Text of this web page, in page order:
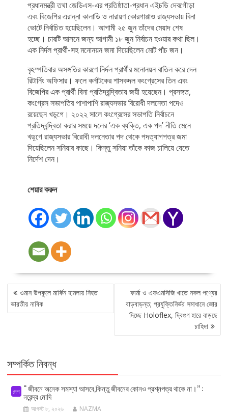
প্রধানমন্ত্রী তথা জেডিএস-এর প্রতিষ্ঠাতা-প্রধান এইচডি দেবগৌড়া
এবং বিজেপির এরান্না কালাডি ও নারায়ণ কোরগাপ্পাও রাজ্যসভায় বিনা
ভোটে নির্বাচিত হয়েছিলেন। আগামী ২৫ জুন তাঁদের মেয়াদ শেষ
হচ্ছে। চারটি আসনে জন্য আগামী ১৮ জুন নির্বাচন হওয়ার কথা ছিল।
এক নির্দল প্রার্থী-সহ মনোনয়ন জমা দিয়েছিলেন মোট পাঁচ জন।
বৃহস্পতিবার অসঙ্গতির কারণে নির্দল প্রার্থীর মনোনয়ন বাতিল করে দেন
রিটার্নিং অফিসার। ফলে কর্নাটকের শাসকদল কংগ্রেসের তিন এবং
বিজেপির এক প্রার্থী বিনা প্রতিদ্বন্দ্বিতায় জয়ী হয়েছেন। প্রসঙ্গত,
কংগ্রেস সভাপতির পাশাপাশি রাজ্যসভার বিরোধী দলনেতা পদেও
রয়েছেন খড়্গে। ২০২২ সালে কংগ্রেসের সভাপতি নির্বাচনে
প্রতিদ্বন্দ্বিতা করার সময়ে দলের ‘এক ব্যক্তি, এক পদ’ নীতি মেনে
খড়্গে রাজ্যসভার বিরোধী দলনেতার পদ থেকে পদত্যাগপত্র জমা
দিয়েছিলেন সনিয়ার কাছে। কিন্তু সনিয়া তাঁকে কাজ চালিয়ে যেতে
নির্দেশ দেন।
শেয়ার করুন
POST
NAVIGATION
ওমান উপকূলে মার্কিন হামলায় নিহত
ভারতীয় নাবিক
ফার্মা ও এফএমসিজি খাতে নকল পণ্যের
বাড়বাড়ন্ত; প্রযুক্তিনির্ভর সমাধানে জোর
দিচ্ছে Holoflex, দ্বিগুণ হারে বাড়ছে
চাহিদা
সম্পর্কিত নিবন্ধ
দেশ ‘‘ জীবনে অনেক সমস্যা আসবে,কিন্তু জীবনের কোনও প্রশ্নপত্র থাকে না।’’ :
নরেন্দ্র মোদি
আগস্ট ৮, ২০২৬ NAZMA